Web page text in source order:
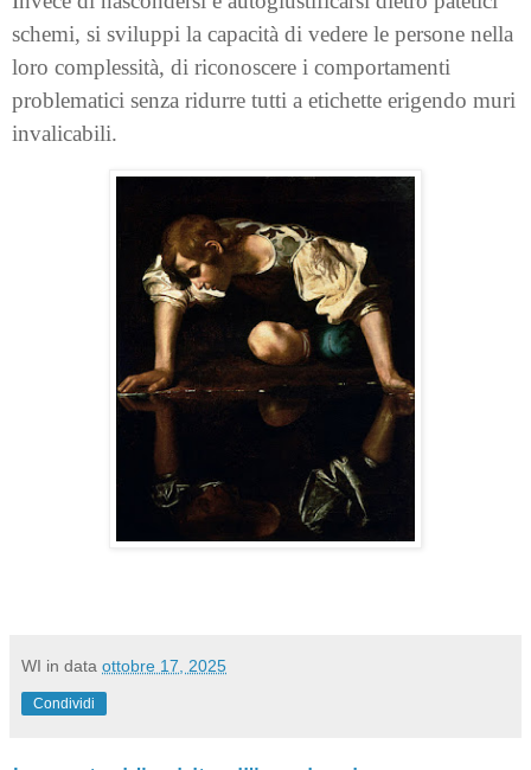
schemi, si sviluppi la capacità di vedere le persone nella
loro complessità, di riconoscere i comportamenti
problematici senza ridurre tutti a etichette erigendo muri
invalicabili.
WI in data ottobre 17, 2025
Condividi